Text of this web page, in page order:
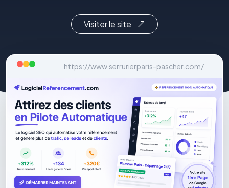
Visiter le site
https://www.serrurierparis-pascher.com/